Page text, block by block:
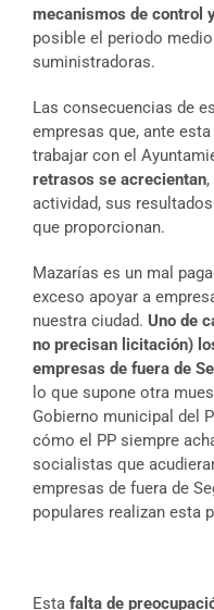
mecanismos de control
posible el periodo
suministradoras.
Las consecuencias de
empresas que, ante
trabajar con el
retrasos se acrecientan
actividad, sus
que proporcionan.
Mazarías es un mal
exceso apoyar a
nuestra ciudad. Uno de
no precisan licitación)
empresas de fuera de
lo que supone otra
Gobierno municipal del
cómo el PP siempre
socialistas que
empresas de fuera de
populares realizan esta
Esta falta de